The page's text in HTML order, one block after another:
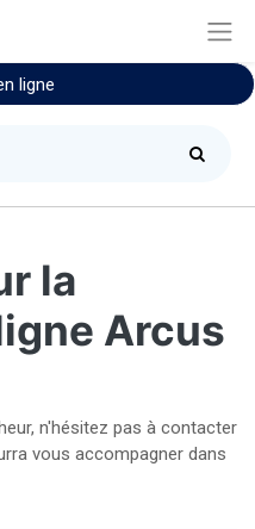
ligne
la
Arcus
n'hésitez pas à contacter
vous accompagner dans